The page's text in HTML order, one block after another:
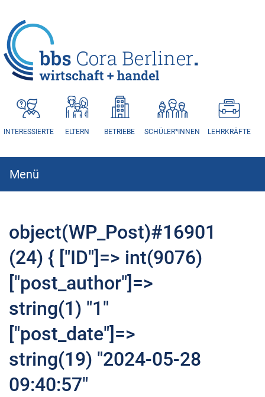
HAUPTNAVIGATION
INTERESSIERTE ELTERN BETRIEBE SCHÜLER*INNEN LEHRKRÄFTE
Hauptnavigation
Menü
object(WP_Post)#16901
(24) { ["ID"]=> int(9076)
["post_author"]=>
string(1) "1"
["post_date"]=>
string(19) "2024-05-28
09:40:57"